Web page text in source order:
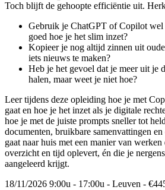
Toch blijft de gehoopte efficiëntie uit.
Gebruik je ChatGPT of Copilot wel
goed hoe je het slim inzet?
Kopieer je nog altijd zinnen uit
iets nieuws te maken?
Heb je het gevoel dat je meer uit je
halen, maar weet je niet hoe?
Leer tijdens deze opleiding hoe je met
gaat en hoe je het inzet als je digitale
hoe je met de juiste prompts sneller tot
documenten, bruikbare samenvattingen
gaat naar huis met een manier van werken
overzicht en tijd oplevert, én die je
aangeleerd krijgt.
18/11/2026 9:00u - 17:00u - Leuven -